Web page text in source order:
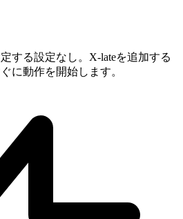
する設定なし。X-lateを追加する
に動作を開始します。